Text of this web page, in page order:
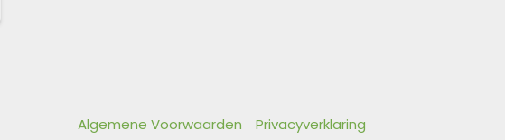
Algemene Voorwaarden Privacyverklaring